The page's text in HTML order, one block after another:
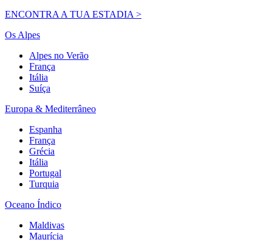
ENCONTRA A TUA ESTADIA >
Os Alpes
Alpes no Verão
França
Itália
Suíça
Europa & Mediterrâneo
Espanha
França
Grécia
Itália
Portugal
Turquia
Oceano Índico
Maldivas
Maurícia